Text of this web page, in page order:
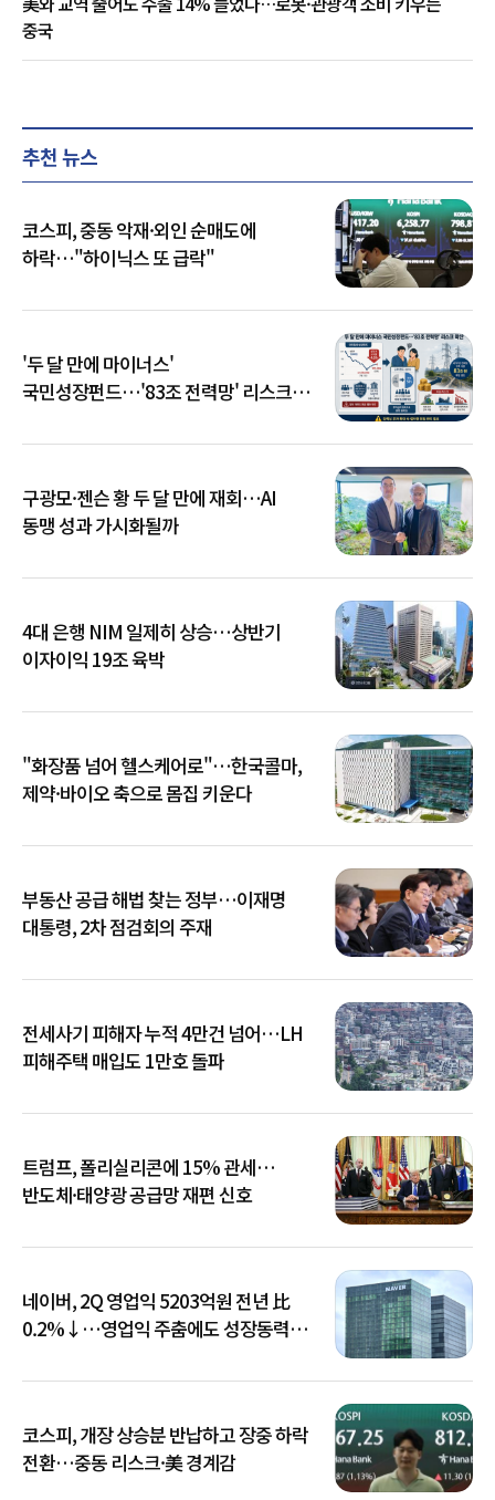
중국
추천 뉴스
코스피, 중동 악재·외인 순매도에
하락…"하이닉스 또 급락"
'두 달 만에 마이너스'
국민성장펀드…'83조 전력망' 리스크
구광모·젠슨 황 두 달 만에 재회…AI
동맹 성과 가시화될까
4대 은행 NIM 일제히 상승…상반기
이자이익 19조 육박
"화장품 넘어 헬스케어로"…한국콜마,
제약·바이오 축으로 몸집 키운다
부동산 공급 해법 찾는 정부…이재명
대통령, 2차 점검회의 주재
전세사기 피해자 누적 4만건 넘어…LH
피해주택 매입도 1만호 돌파
트럼프, 폴리실리콘에 15% 관세…
반도체·태양광 공급망 재편 신호
네이버, 2Q 영업익 5203억원 전년 比
0.2%↓…영업익 주춤에도 성장동력
코스피, 개장 상승분 반납하고 장중 하락
전환…중동 리스크·美 경계감